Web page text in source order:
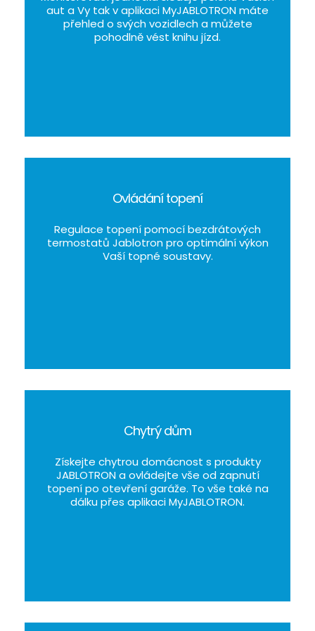
aut a Vy tak v aplikaci MyJABLOTRON máte
přehled o svých vozidlech a můžete
pohodlně vést knihu jízd.
Ovládání topení
Regulace topení pomocí bezdrátových
termostatů Jablotron pro optimální výkon
Vaší topné soustavy.
Chytrý dům
Získejte chytrou domácnost s produkty
JABLOTRON a ovládejte vše od zapnutí
topení po otevření garáže. To vše také na
dálku přes aplikaci MyJABLOTRON.